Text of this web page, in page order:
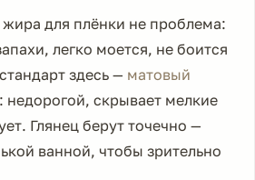
жира для плёнки не проблема:
легко моется, не боится
здесь — матовый
: недорогой, скрывает мелкие
Глянец берут точечно —
ванной, чтобы зрительно